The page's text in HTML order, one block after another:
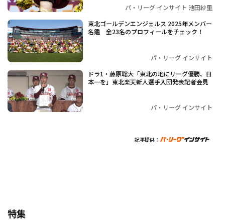
パ・リーグ インサイト 池田紗里
東北ゴールデンエンジェルス 2025年メンバー
名鑑 全23名のプロフィールをチェック！
パ・リーグ インサイト
ドラ1・藤原聡大「東北の地にリーグ優勝、日
本一を」東北楽天新人選手入団発表記者会見
パ・リーグ インサイト
記事提供：
特集